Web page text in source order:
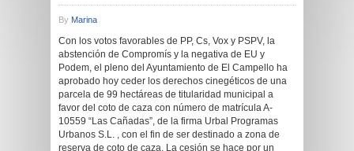
By Marina
Con los votos favorables de PP, Cs, Vox y PSPV, la
abstención de Compromís y la negativa de EU y
Podem, el pleno del Ayuntamiento de El Campello ha
aprobado hoy ceder los derechos cinegéticos de una
parcela de 99 hectáreas de titularidad municipal a
favor del coto de caza con número de matrícula A-
10559 “Las Cañadas”, de la firma Urbal Programas
Urbanos S.L. , con el fin de ser destinado a zona de
reserva de coto de caza. La cesión se hace por un